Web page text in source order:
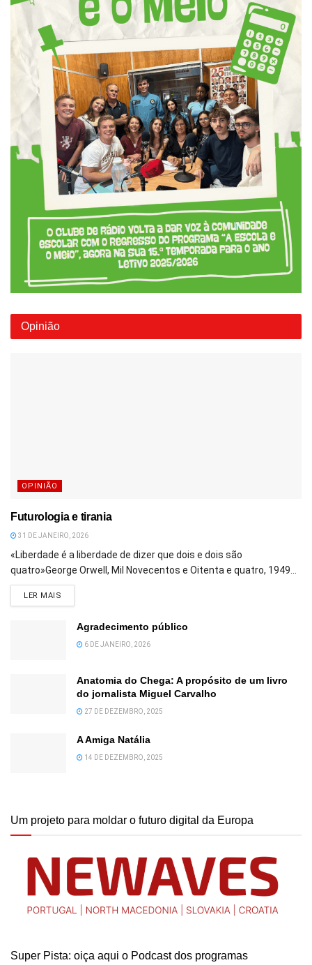
Opinião
OPINIÃO
Futurologia e tirania
31 DE JANEIRO, 2026
«Liberdade é a liberdade de dizer que dois e dois são
quatro»George Orwell, Mil Novecentos e Oitenta e quatro, 1949...
LER MAIS
Agradecimento público
6 DE JANEIRO, 2026
Anatomia do Chega: A propósito de um livro
do jornalista Miguel Carvalho
27 DE DEZEMBRO, 2025
A Amiga Natália
14 DE DEZEMBRO, 2025
Um projeto para moldar o futuro digital da Europa
Super Pista: oiça aqui o Podcast dos programas